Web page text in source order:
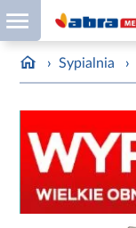
› Sypialnia ›